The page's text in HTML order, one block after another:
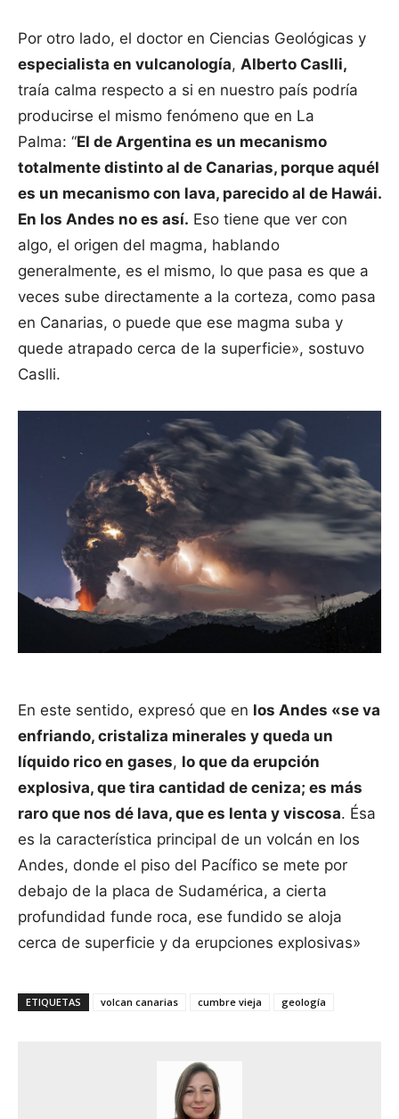
Por otro lado, el doctor en Ciencias Geológicas y
especialista en vulcanología, Alberto Caslli,
traía calma respecto a si en nuestro país podría
producirse el mismo fenómeno que en La
Palma: “El de Argentina es un mecanismo
totalmente distinto al de Canarias, porque aquél
es un mecanismo con lava, parecido al de Hawái.
En los Andes no es así. Eso tiene que ver con
algo, el origen del magma, hablando
generalmente, es el mismo, lo que pasa es que a
veces sube directamente a la corteza, como pasa
en Canarias, o puede que ese magma suba y
quede atrapado cerca de la superficie», sostuvo
Caslli.
En este sentido, expresó que en los Andes «se va
enfriando, cristaliza minerales y queda un
líquido rico en gases, lo que da erupción
explosiva, que tira cantidad de ceniza; es más
raro que nos dé lava, que es lenta y viscosa. Ésa
es la característica principal de un volcán en los
Andes, donde el piso del Pacífico se mete por
debajo de la placa de Sudamérica, a cierta
profundidad funde roca, ese fundido se aloja
cerca de superficie y da erupciones explosivas»
ETIQUETAS volcan canarias cumbre vieja geología